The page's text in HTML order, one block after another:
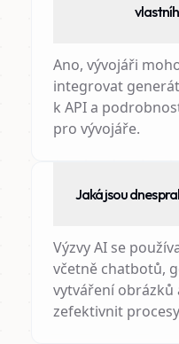
Ano, vývojáři
integrovat
k API a
pro vývojáře.
Jaká jsou dnes
Výzvy AI se
včetně chatbotů,
vytváření obrázků
zefektivnit